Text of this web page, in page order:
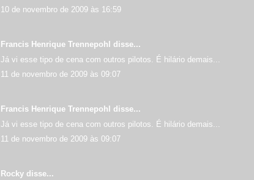
10 de novembro de 2009 às 16:59
Francis Henrique Trennepohl
disse...
Já vi esse tipo de cena com outros pilotos. É hilário demais...
11 de novembro de 2009 às 09:07
Francis Henrique Trennepohl
disse...
Já vi esse tipo de cena com outros pilotos. É hilário demais...
11 de novembro de 2009 às 09:07
Rocky disse...